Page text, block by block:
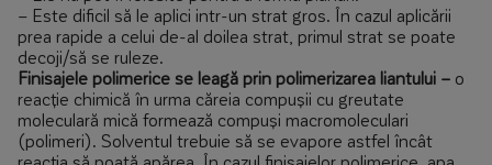
– Este dificil să le aplici intr-un strat gros. În cazul aplicării
prea rapide a celui de-al doilea strat, primul strat se poate
decoji/să se ruleze.
Finisajele polimerice se leagă prin polimerizarea liantului – o
reacție chimică în urma căreia compușii cu greutate
moleculară mică formează compuși macromoleculari
(polimeri). Solventul trebuie să se evapore astfel încât